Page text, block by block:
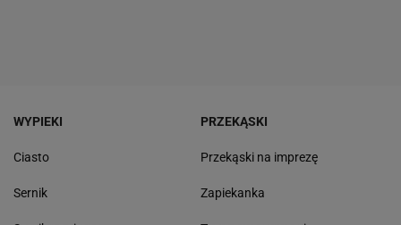
WYPIEKI
Ciasto
Sernik
PRZEKĄSKI
Przekąski na imprezę
Zapiekanka